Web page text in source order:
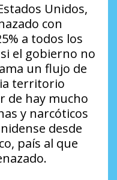
Unidos,
con
a todos los
el gobierno no
un flujo de
territorio
de hay mucho
y narcóticos
desde
país al que